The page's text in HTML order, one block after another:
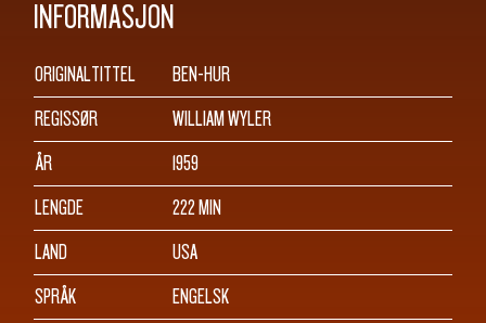
INFORMASJON
ORIGINALTITTEL
BEN-HUR
REGISSØR
WILLIAM WYLER
ÅR
1959
LENGDE
222 MIN
LAND
USA
SPRÅK
ENGELSK